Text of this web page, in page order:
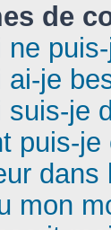
de
ne
ai-je
suis-je
puis-je
mon